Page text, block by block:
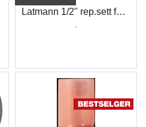
Latmann 1/2" rep.sett for 4402 12 2